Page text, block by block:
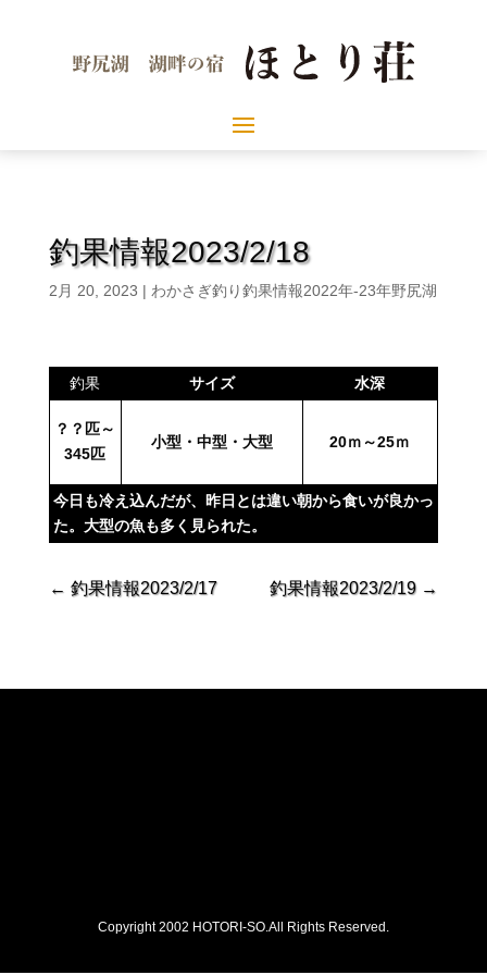
釣果情報2023/2/18
2月 20, 2023 | わかさぎ釣り釣果情報2022年-23年野尻湖
釣果 サイズ 水深
？？匹～
345匹
小型・中型・大型 20ｍ～25ｍ
今日も冷え込んだが、昨日とは違い朝から食いが良かっ
た。大型の魚も多く見られた。
← 釣果情報2023/2/17 釣果情報2023/2/19 →
Copyright 2002 HOTORI-SO.All Rights Reserved.